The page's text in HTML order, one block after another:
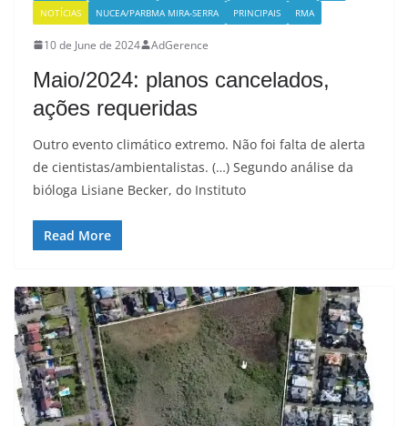
NOTÍCIAS
NUCEA/PARBMA MIRA-SERRA PRINCIPAIS RMA
10 de June de 2024 AdGerence
Maio/2024: planos cancelados,
ações requeridas
Outro evento climático extremo. Não foi falta de alerta
de cientistas/ambientalistas. (…) Segundo análise da
bióloga Lisiane Becker, do Instituto
Read More